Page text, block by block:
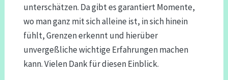
unterschätzen. Da gibt es garantiert Momente,
wo man ganz mit sich alleine ist, in sich hinein
fühlt, Grenzen erkennt und hierüber
unvergeßliche wichtige Erfahrungen machen
kann. Vielen Dank für diesen Einblick.